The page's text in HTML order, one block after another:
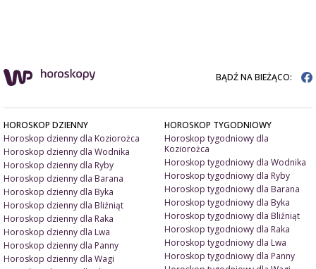
BĄDŹ NA BIEŻĄCO:
HOROSKOP DZIENNY
Horoskop dzienny dla Koziorożca
Horoskop dzienny dla Wodnika
Horoskop dzienny dla Ryby
Horoskop dzienny dla Barana
Horoskop dzienny dla Byka
Horoskop dzienny dla Bliźniąt
Horoskop dzienny dla Raka
Horoskop dzienny dla Lwa
Horoskop dzienny dla Panny
Horoskop dzienny dla Wagi
HOROSKOP TYGODNIOWY
Horoskop tygodniowy dla
Koziorożca
Horoskop tygodniowy dla Wodnika
Horoskop tygodniowy dla Ryby
Horoskop tygodniowy dla Barana
Horoskop tygodniowy dla Byka
Horoskop tygodniowy dla Bliźniąt
Horoskop tygodniowy dla Raka
Horoskop tygodniowy dla Lwa
Horoskop tygodniowy dla Panny